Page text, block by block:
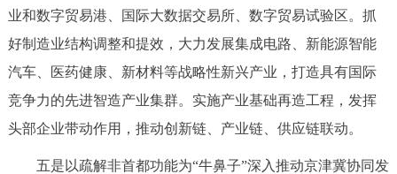
业和数字贸易港、国际大数据交易所、数字贸易试验区。抓
好制造业结构调整和提效，大力发展集成电路、新能源智能
汽车、医药健康、新材料等战略性新兴产业，打造具有国际
竞争力的先进智造产业集群。实施产业基础再造工程，发挥
头部企业带动作用，推动创新链、产业链、供应链联动。
五是以疏解非首都功能为“牛鼻子”深入推动京津冀协同发